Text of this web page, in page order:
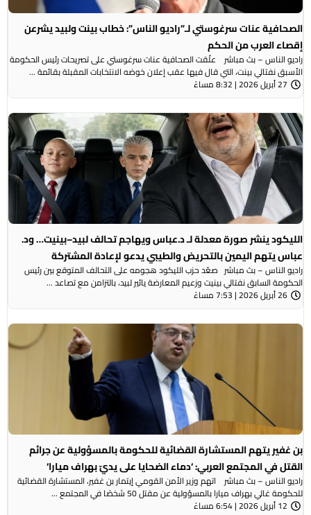
الصحافية عنات سرغوستي لـ”راديو الناس”: خطاب بينت ولبيد يشرعن
إقصاء العرب من الحكم
راديو الناس – بث مباشر علّقت الصحافية عنات سرغوستي على تصريحات رئيس الحكومة
الأسبق نفتالي بينت، التي قال فيها عقب إعلان خوضه الانتخابات المقبلة بقائمة ...
27 أبريل 2026 | 8:32 مساءً
الليكود ينشر صورة معدلة لـ د.عباس ويهاجم تحالف لبيد–بينيت… ود.
عباس يتهم اليمين بالتحريض والطيبي يدعو لإعادة المشتركة
راديو الناس – بث مباشر صعّد حزب الليكود هجومه على التحالف المتوقع بين رئيس
الحكومة السابق نفتالي بينيت وزعيم المعارضة يائير لبيد، بالتزامن مع تصاعد ...
26 أبريل 2026 | 7:53 مساءً
بن غفير يتهم المستشارة القضائية للحكومة بالمسؤولية عن جرائم
القتل في المجتمع العربي: ‘دماء الضحايا على يديّ بهراف ميارا‘
راديو الناس – بث مباشر اتهم وزير الأمن القومي إيتمار بن غفير، المستشارة القضائية
للحكومة غالي بهراف ميارا بالمسؤولية عن مقتل 50 شخصًا في المجتمع ...
12 أبريل 2026 | 6:54 مساءً